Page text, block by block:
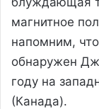
магнитное
напомним,
обнаружен
году на
(Канада).